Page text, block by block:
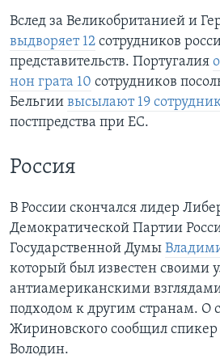
Вслед за Великобританией и
выдворяет 12 сотрудников
представительств. Португалия
нон грата 10 сотрудников
Бельгии высылают 19
постпредства при ЕС.
Россия
В России скончался лидер
Демократической Партии
Государственной Думы
который был известен своими
антиамериканскими
подходом к другим странам. О
Жириновского сообщил
Володин.